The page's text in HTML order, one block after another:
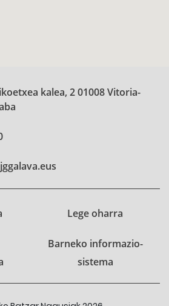
kalea, 2 01008 Vitoria-
Lege oharra
Barneko informazio-
sistema